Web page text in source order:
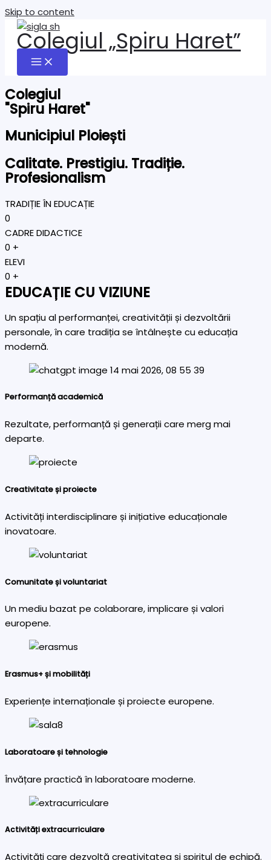
Skip to content
Colegiul „Spiru Haret”
Colegiul
"Spiru Haret"
Municipiul Ploiești
Calitate. Prestigiu. Tradiție.
Profesionalism
TRADIȚIE ÎN EDUCAȚIE
0
CADRE DIDACTICE
0 +
ELEVI
0 +
EDUCAȚIE CU VIZIUNE
Un spațiu al performanței, creativității și dezvoltării
personale, în care tradiția se întâlnește cu educația
modernă.
Performanță academică
Rezultate, performanță și generații care merg mai
departe.
Creativitate și proiecte
Activități interdisciplinare și inițiative educaționale
inovatoare.
Comunitate și voluntariat
Un mediu bazat pe colaborare, implicare și valori
europene.
Erasmus+ și mobilități
Experiențe internaționale și proiecte europene.
Laboratoare și tehnologie
Învățare practică în laboratoare moderne.
Activități extracurriculare
Activități care dezvoltă creativitatea și spiritul de echipă.